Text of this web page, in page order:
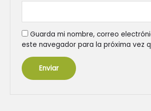
Guarda mi nombre, correo
este navegador para la próxima vez